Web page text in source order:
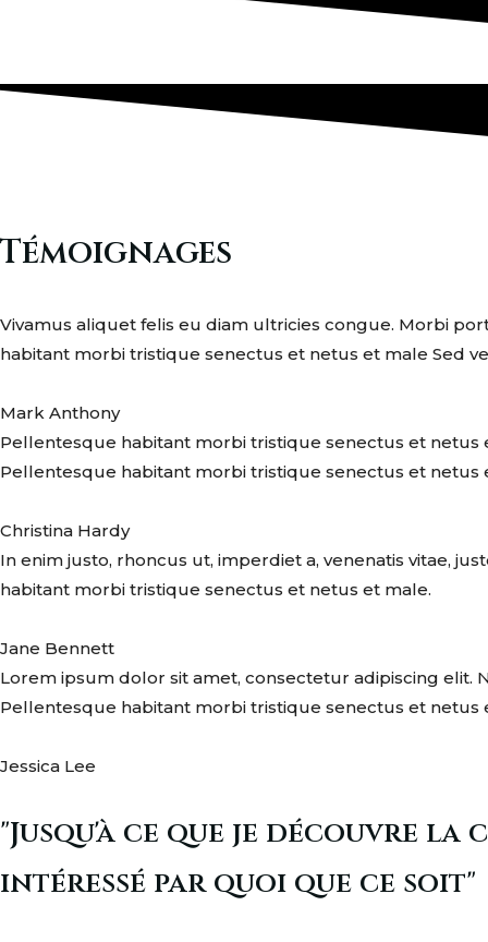
Témoignages
Vivamus aliquet felis eu diam ultricies congue. Morbi
habitant morbi tristique senectus et netus et male Sed
Mark Anthony
Pellentesque habitant morbi tristique senectus et netus
Pellentesque habitant morbi tristique senectus et netus
Christina Hardy
In enim justo, rhoncus ut, imperdiet a, venenatis vitae,
habitant morbi tristique senectus et netus et male.
Jane Bennett
Lorem ipsum dolor sit amet, consectetur adipiscing elit.
Pellentesque habitant morbi tristique senectus et netus
Jessica Lee
"Jusqu'à ce que je découvre la
intéressé par quoi que ce soit"